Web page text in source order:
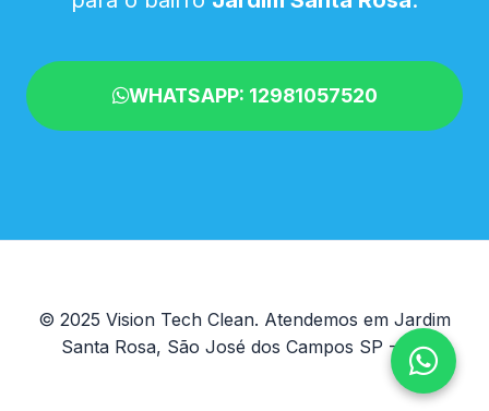
WHATSAPP: 12981057520
© 2025 Vision Tech Clean. Atendemos em Jardim
Santa Rosa, São José dos Campos SP - SP.